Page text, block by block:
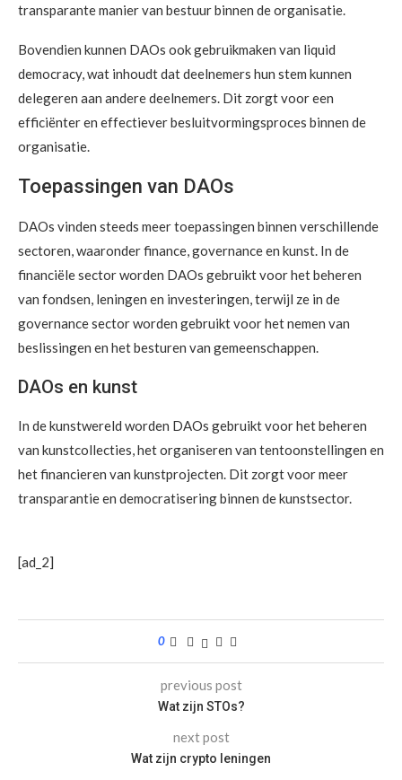
transparante manier van bestuur binnen de organisatie.
Bovendien kunnen DAOs ook gebruikmaken van liquid
democracy, wat inhoudt dat deelnemers hun stem kunnen
delegeren aan andere deelnemers. Dit zorgt voor een
efficiënter en effectiever besluitvormingsproces binnen de
organisatie.
Toepassingen van DAOs
DAOs vinden steeds meer toepassingen binnen verschillende
sectoren, waaronder finance, governance en kunst. In de
financiële sector worden DAOs gebruikt voor het beheren
van fondsen, leningen en investeringen, terwijl ze in de
governance sector worden gebruikt voor het nemen van
beslissingen en het besturen van gemeenschappen.
DAOs en kunst
In de kunstwereld worden DAOs gebruikt voor het beheren
van kunstcollecties, het organiseren van tentoonstellingen en
het financieren van kunstprojecten. Dit zorgt voor meer
transparantie en democratisering binnen de kunstsector.
[ad_2]
0
previous post
Wat zijn STOs?
next post
Wat zijn crypto leningen